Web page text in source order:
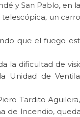
y San Pablo, en
un
que el fuego
la dificultad de
Unidad de
Tardito
de Incendio,